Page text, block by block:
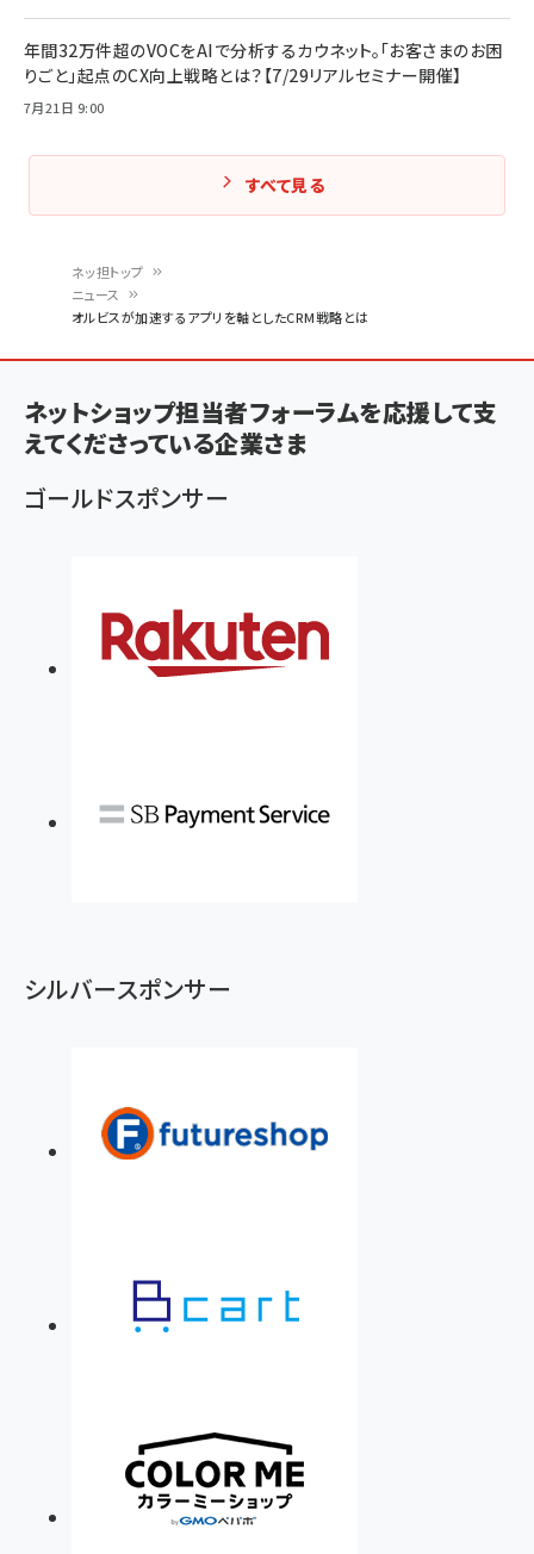
ン
く
ず
ネッ担トップ
ニュース
オルビスが加速するアプリを軸としたCRM戦略とは
年間32万件超のVOCをAIで分析するカウネット。「お客さまのお困
りごと」起点のCX向上戦略とは？【7/29リアルセミナー開催】
7月21日 9:00
すべて見る
ネットショップ担当者フォーラムを応援して支
えてくださっている企業さま
ゴールドスポンサー
シルバースポンサー